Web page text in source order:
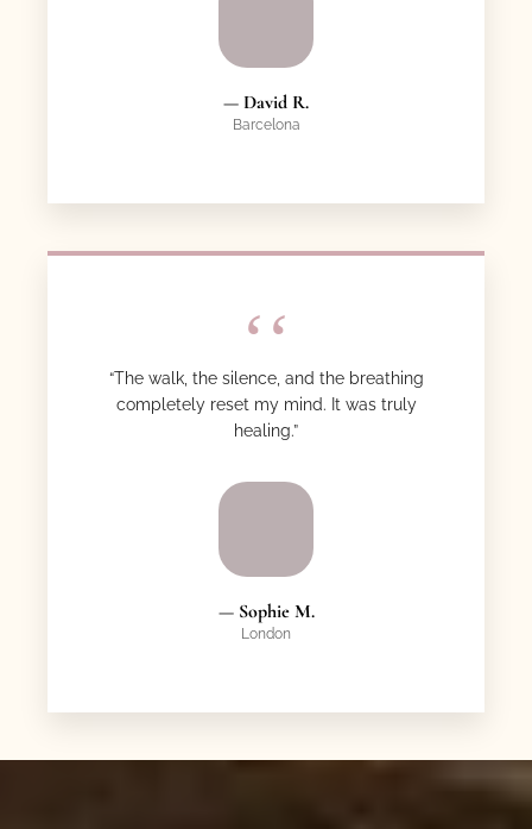
— David R.
Barcelona
“The walk, the silence, and the breathing
completely reset my mind. It was truly
healing.”
— Sophie M.
London